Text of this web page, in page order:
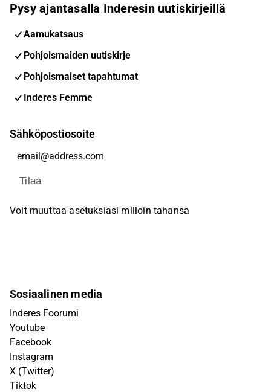
Pysy ajantasalla Inderesin uutiskirjeillä
Aamukatsaus
Pohjoismaiden uutiskirje
Pohjoismaiset tapahtumat
Inderes Femme
Sähköpostiosoite
Tilaa
Voit muuttaa asetuksiasi milloin tahansa
Sosiaalinen media
Inderes Foorumi
Youtube
Facebook
Instagram
X (Twitter)
Tiktok